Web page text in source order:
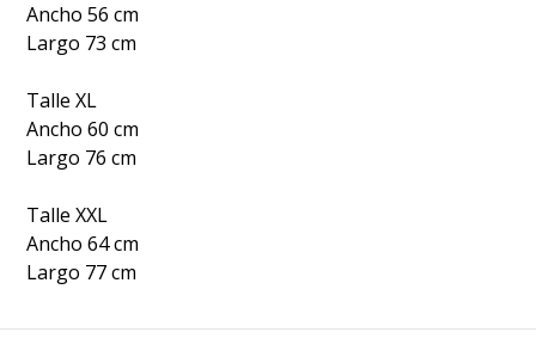
Ancho 56 cm
Largo 73 cm
Talle XL
Ancho 60 cm
Largo 76 cm
Talle XXL
Ancho 64 cm
Largo 77 cm